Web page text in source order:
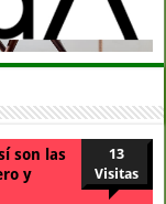
son las
y
13
Visitas